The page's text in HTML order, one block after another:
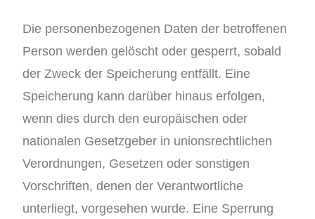
Die personenbezogenen Daten der betroffenen
Person werden gelöscht oder gesperrt, sobald
der Zweck der Speicherung entfällt. Eine
Speicherung kann darüber hinaus erfolgen,
wenn dies durch den europäischen oder
nationalen Gesetzgeber in unionsrechtlichen
Verordnungen, Gesetzen oder sonstigen
Vorschriften, denen der Verantwortliche
unterliegt, vorgesehen wurde. Eine Sperrung